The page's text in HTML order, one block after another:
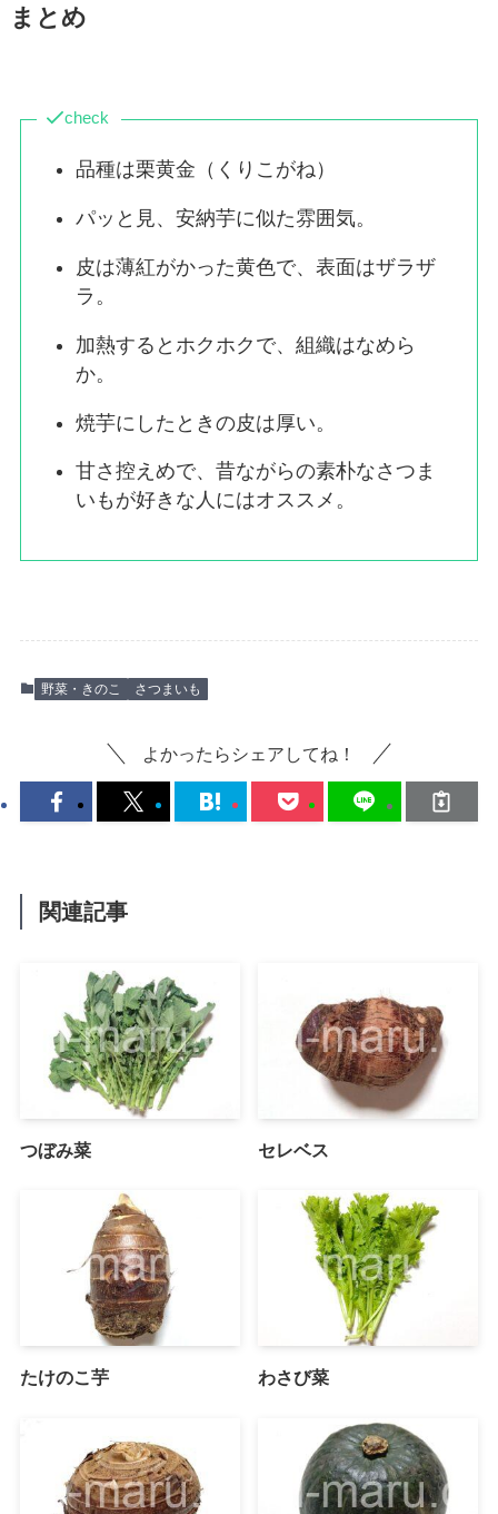
まとめ
check
品種は栗黄金（くりこがね）
パッと見、安納芋に似た雰囲気。
皮は薄紅がかった黄色で、表面はザラザ
ラ。
加熱するとホクホクで、組織はなめら
か。
焼芋にしたときの皮は厚い。
甘さ控えめで、昔ながらの素朴なさつま
いもが好きな人にはオススメ。
野菜・きのこ さつまいも
よかったらシェアしてね！
関連記事
つぼみ菜 セレベス
たけのこ芋 わさび菜